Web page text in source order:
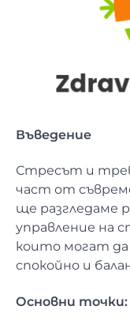
Въведение
Стресът и
част от
ще разгледаме
управление на
които могат
спокойно и
Основни точки: